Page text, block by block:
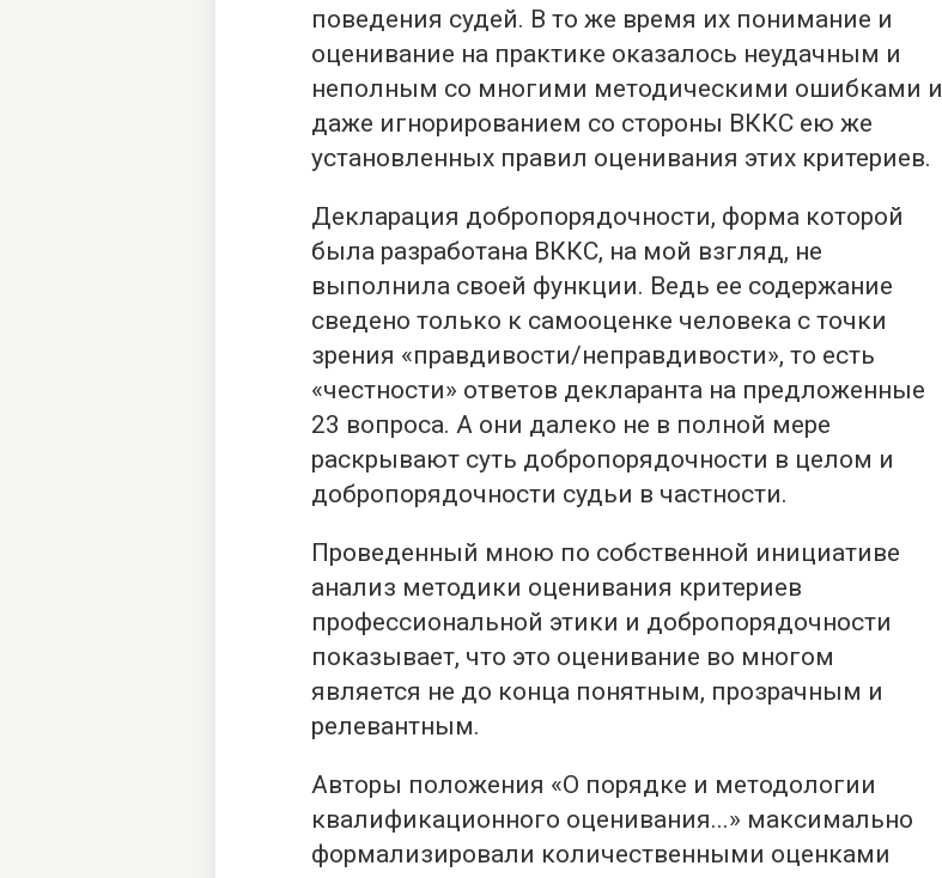
поведения судей. В то же время их понимание и
оценивание на практике оказалось неудачным и
неполным со многими методическими ошибками и
даже игнорированием со стороны ВККС ею же
установленных правил оценивания этих критериев.
Декларация добропорядочности, форма которой
была разработана ВККС, на мой взгляд, не
выполнила своей функции. Ведь ее содержание
сведено только к самооценке человека с точки
зрения «правдивости/неправдивости», то есть
«честности» ответов декларанта на предложенные
23 вопроса. А они далеко не в полной мере
раскрывают суть добропорядочности в целом и
добропорядочности судьи в частности.
Проведенный мною по собственной инициативе
анализ методики оценивания критериев
профессиональной этики и добропорядочности
показывает, что это оценивание во многом
является не до конца понятным, прозрачным и
релевантным.
Авторы положения «О порядке и методологии
квалификационного оценивания...» максимально
формализировали количественными оценками